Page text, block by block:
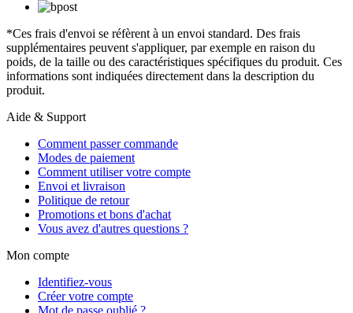
*Ces frais d'envoi se réfèrent à un envoi standard. Des frais
supplémentaires peuvent s'appliquer, par exemple en raison du
poids, de la taille ou des caractéristiques spécifiques du produit. Ces
informations sont indiquées directement dans la description du
produit.
Aide & Support
Comment passer commande
Modes de paiement
Comment utiliser votre compte
Envoi et livraison
Politique de retour
Promotions et bons d'achat
Vous avez d'autres questions ?
Mon compte
Identifiez-vous
Créer votre compte
Mot de passe oublié ?